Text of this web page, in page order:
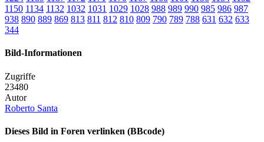
1150 1134 1132 1032 1031 1029 1028 988 989 990 985 986 987
938 890 889 869 813 811 812 810 809 790 789 788 631 632 633
344
Bild-Informationen
Zugriffe
23480
Autor
Roberto Santa
Dieses Bild in Foren verlinken (BBcode)